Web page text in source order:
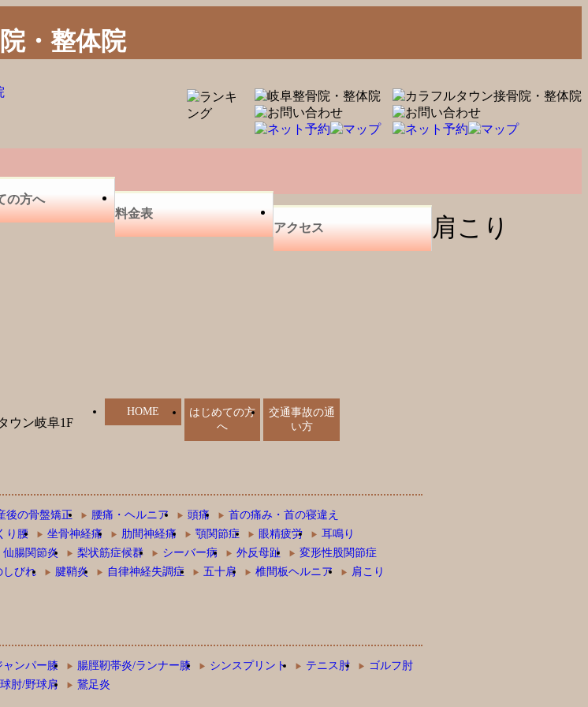
・整体院
の方へ
料金表
アクセス
肩こり
HOME
はじめての方
へ
交通事故の通
い方
後の骨盤矯正 腰痛・ヘルニア 頭痛
首の痛み・首の寝違え
り腰 坐骨神経痛 肋間神経痛 顎関節症 眼精疲労
耳鳴り
仙腸関節炎 梨状筋症候群 シーバー病 外反母趾
変形性股関節症
しびれ 腱鞘炎 自律神経失調症 五十肩 椎間板ヘルニア
肩こり
ャンパー膝 腸脛靭帯炎/ランナー膝 シンスプリント テニス肘
ゴルフ肘
肘/野球肩 鵞足炎